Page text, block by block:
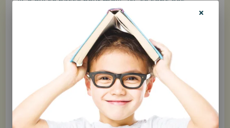
phrases qui aident à exprimer ce que traduisent
les comportements dommageables, et donc à
nommer avec davantage d’acuité les émotions,
les désirs, les besoins, les espoirs et les pensées du
jeune qui vit des difficultés. Que disent les
comportements? Que reflètent-ils? Un besoin de
partir loin de ses problèmes? La nécessité de
changer la douleur de place? Le souhait que l’on
remarque sa souffrance? Un besoin de liberté?
Plusieurs pensées sont proposées, et, encore ici,
des explications plus approfondies permettent de